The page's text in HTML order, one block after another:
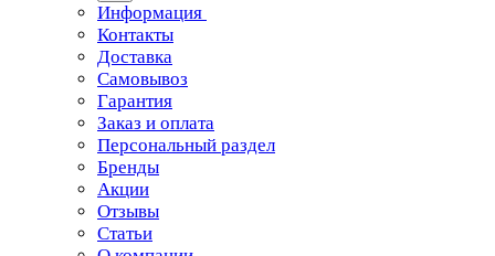
Информация
Контакты
Доставка
Самовывоз
Гарантия
Заказ и оплата
Персональный раздел
Бренды
Акции
Отзывы
Статьи